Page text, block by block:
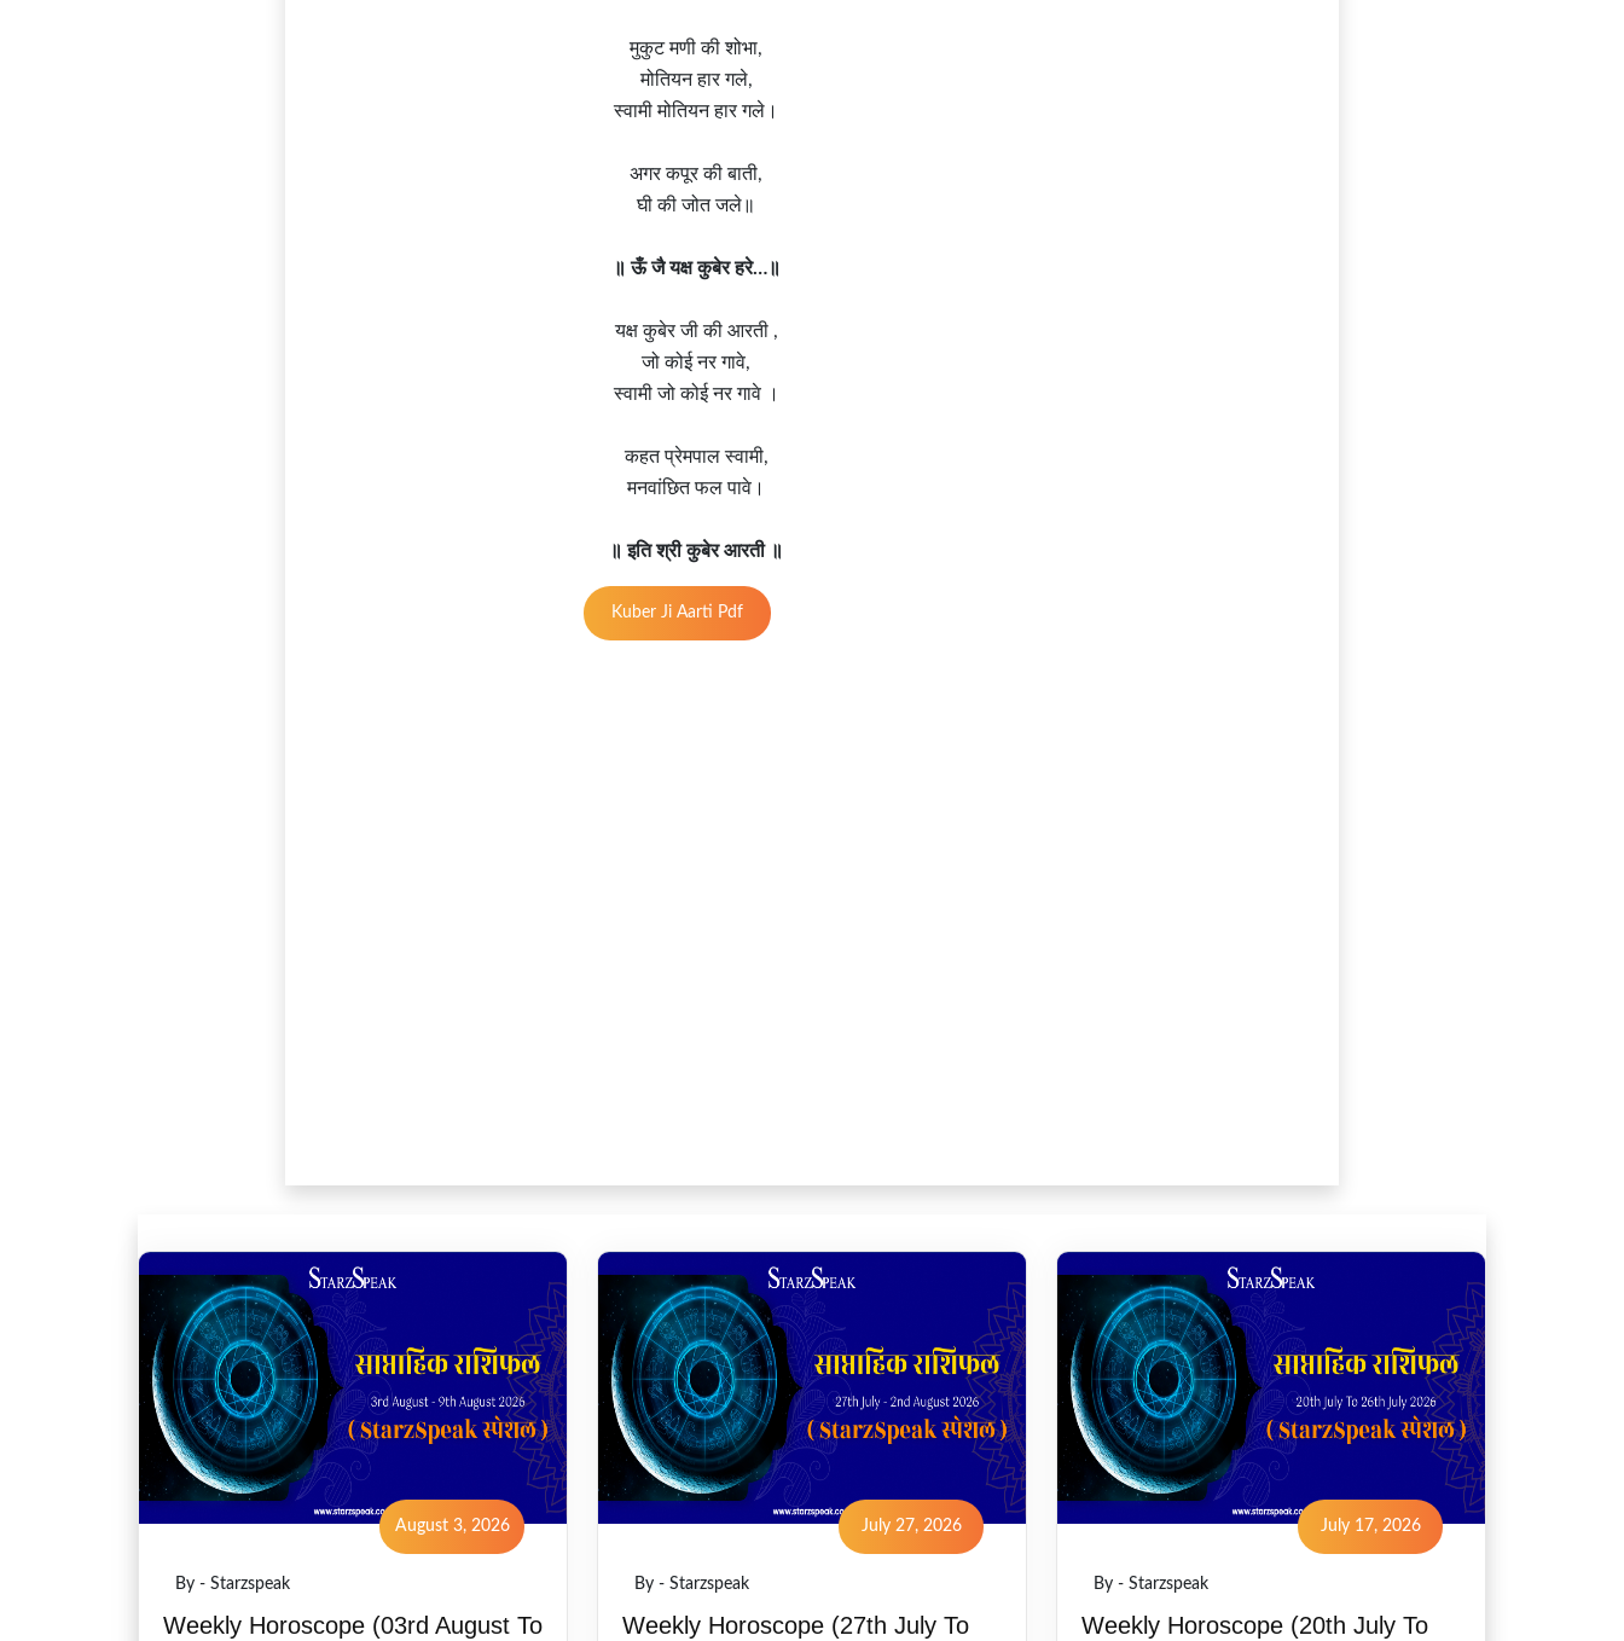
मुकुट मणी की शोभा,
मोतियन हार गले,
स्वामी मोतियन हार गले।
अगर कपूर की बाती,
घी की जोत जले॥
॥ ऊँ जै यक्ष कुबेर हरे…॥
यक्ष कुबेर जी की आरती ,
जो कोई नर गावे,
स्वामी जो कोई नर गावे ।
कहत प्रेमपाल स्वामी,
मनवांछित फल पावे।
॥ इति श्री कुबेर आरती ॥
Kuber Ji Aarti Pdf
August 3, 2026
By - Starzspeak
Weekly Horoscope (03rd August To
July 27, 2026
By - Starzspeak
Weekly Horoscope (27th July To
July 17, 2026
By - Starzspeak
Weekly Horoscope (20th July To